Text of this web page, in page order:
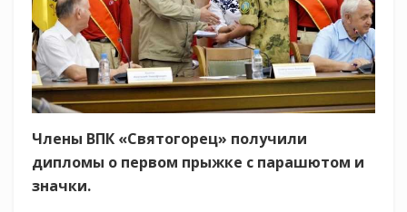
Члены ВПК «Святогорец» получили
дипломы о первом прыжке с парашютом и
значки.